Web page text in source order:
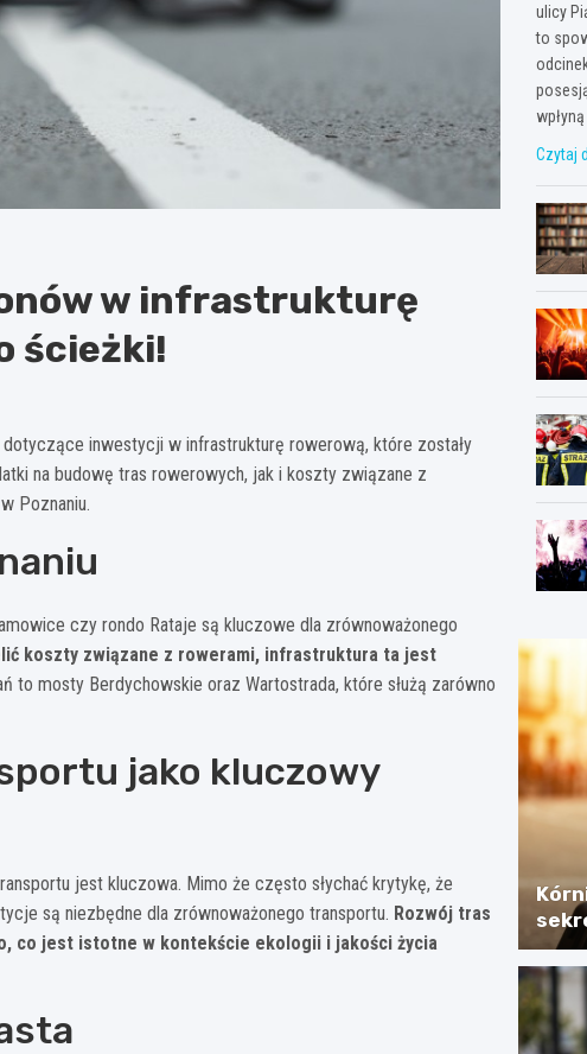
w infrastrukturę
ścieżki!
inwestycji w infrastrukturę rowerową, które zostały
na budowę tras rowerowych, jak i koszty związane z
Poznaniu.
czy rondo Rataje są kluczowe dla zrównoważonego
koszty związane z rowerami, infrastruktura ta jest
to mosty Berdychowskie oraz Wartostrada, które służą zarówno
jako kluczowy
jest kluczowa. Mimo że często słychać krytykę, że
są niezbędne dla zrównoważonego transportu. Rozwój tras
co jest istotne w kontekście ekologii i jakości życia
ulicy
to
Czytaj